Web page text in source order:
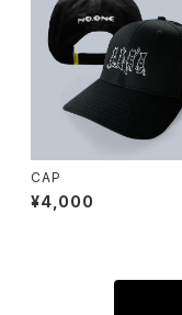
CAP
¥4,000